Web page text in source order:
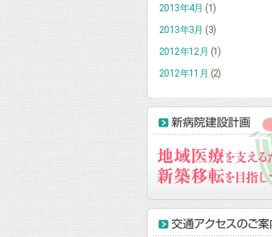
2013年4月 (1)
2013年3月 (3)
2012年12月 (1)
2012年11月 (2)